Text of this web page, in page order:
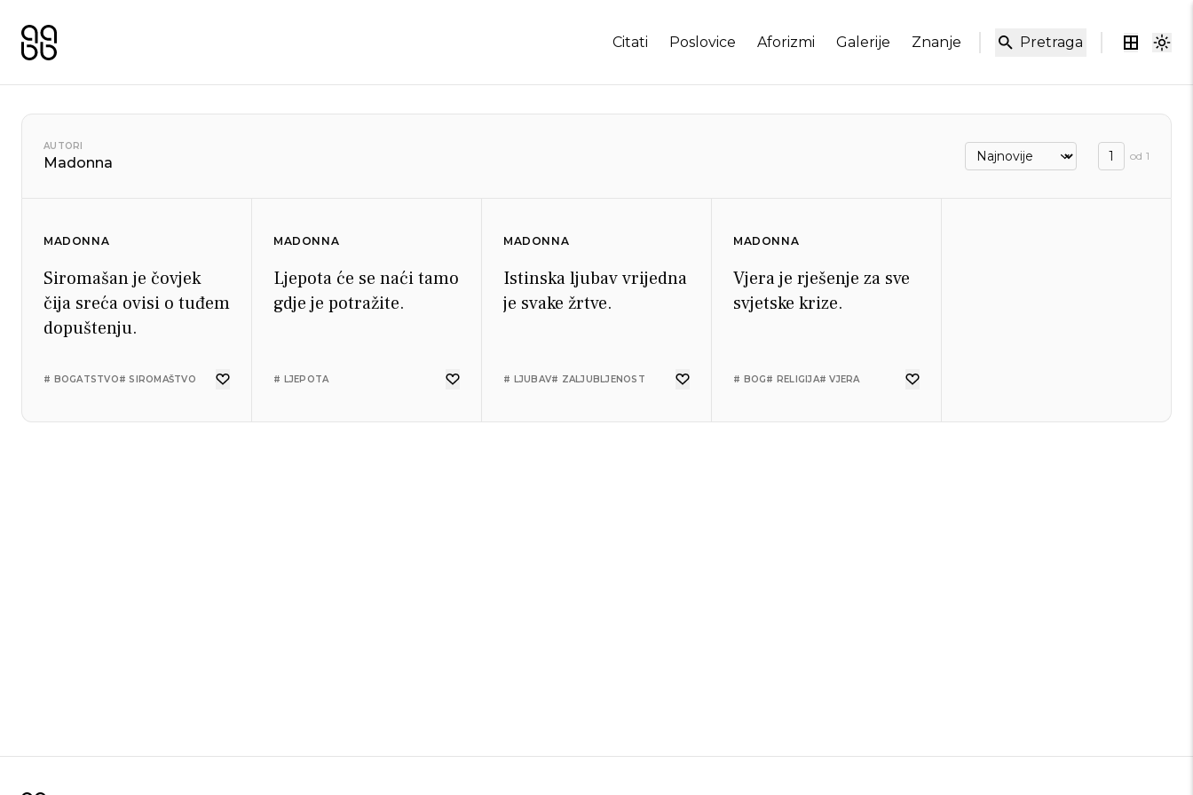
Pretraga
Citati Poslovice Aforizmi Galerije Znanje
AUTORI
Madonna od 1
MADONNA
Siromašan je čovjek
čija sreća ovisi o tuđem
dopuštenju.
# BOGATSTVO# SIROMAŠTVO
MADONNA
Ljepota će se naći tamo
gdje je potražite.
# LJEPOTA
MADONNA
Istinska ljubav vrijedna
je svake žrtve.
# LJUBAV# ZALJUBLJENOST
MADONNA
Vjera je rješenje za sve
svjetske krize.
# BOG# RELIGIJA# VJERA